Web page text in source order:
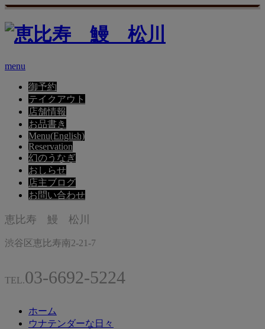
menu
御予約
テイクアウト
店舗情報
お品書き
Menu(English)
Reservation
幻のうなぎ
おしらせ
店主ブログ
お問い合わせ
恵比寿 鰻 松川
渋谷区恵比寿南2-21-7
TEL.03-6692-5224
ホーム
ウナテンダーな日々